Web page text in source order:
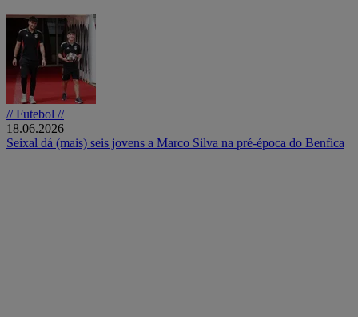
// Futebol //
18.06.2026
Seixal dá (mais) seis jovens a Marco Silva na pré-época do Benfica